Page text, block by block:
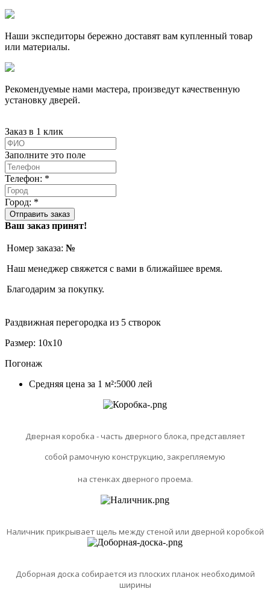
Наши экспедиторы бережно доставят вам купленный товар
или материалы.
Рекомендуемые нами мастера, произведут качественную
установку дверей.
Заказ в 1 клик
Заполните это поле
Телефон: *
Город: *
Ваш заказ принят!
Номер заказа: №
Наш менеджер свяжется с вами в ближайшее время.
Благодарим за покупку.
Раздвижная перегородка из 5 створок
Размер: 10x10
Погонаж
Средняя цена за 1 м²:5000 лей
Дверная коробка - часть дверного блока, представляет
собой рамочную конструкцию, закрепляемую
на стенках дверного проема.
Наличник прикрывает щель между стеной или дверной коробкой
Доборная доска собирается из плоских планок необходимой
ширины